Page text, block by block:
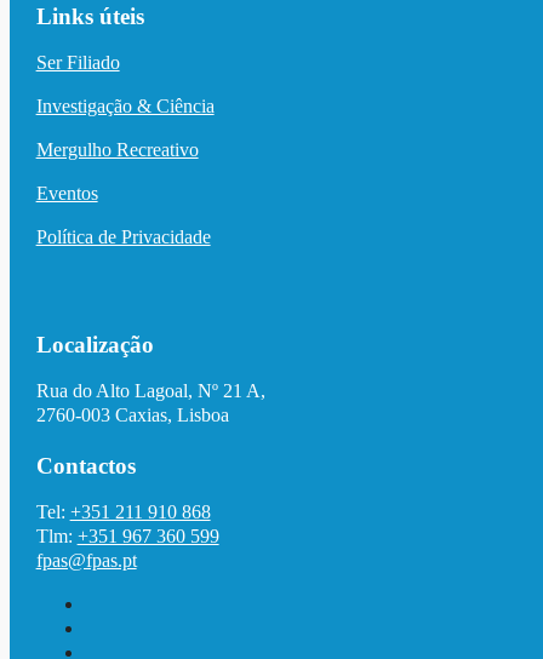
Links úteis
Ser Filiado
Investigação & Ciência
Mergulho Recreativo
Eventos
Política de Privacidade
Localização
Rua do Alto Lagoal, Nº 21 A,
2760-003 Caxias, Lisboa
Contactos
Tel: +351 211 910 868
Tlm: +351 967 360 599
fpas@fpas.pt